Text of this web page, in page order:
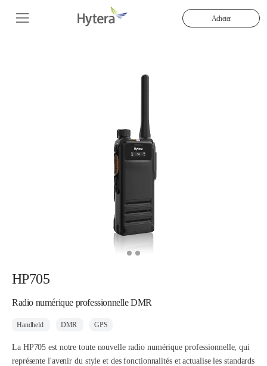
Acheter
HP705
Radio numérique professionnelle DMR
Handheld DMR GPS
La HP705 est notre toute nouvelle radio numérique professionnelle, qui
représente l'avenir du style et des fonctionnalités et actualise les standards